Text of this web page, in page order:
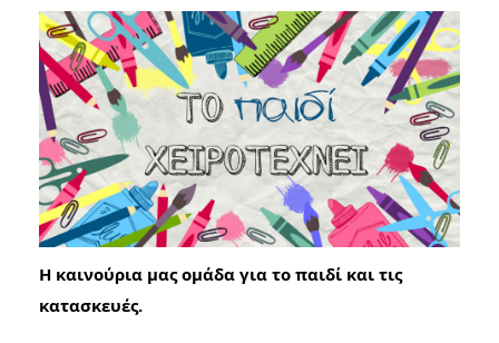
Η καινούρια μας ομάδα για το παιδί και τις
κατασκευές.